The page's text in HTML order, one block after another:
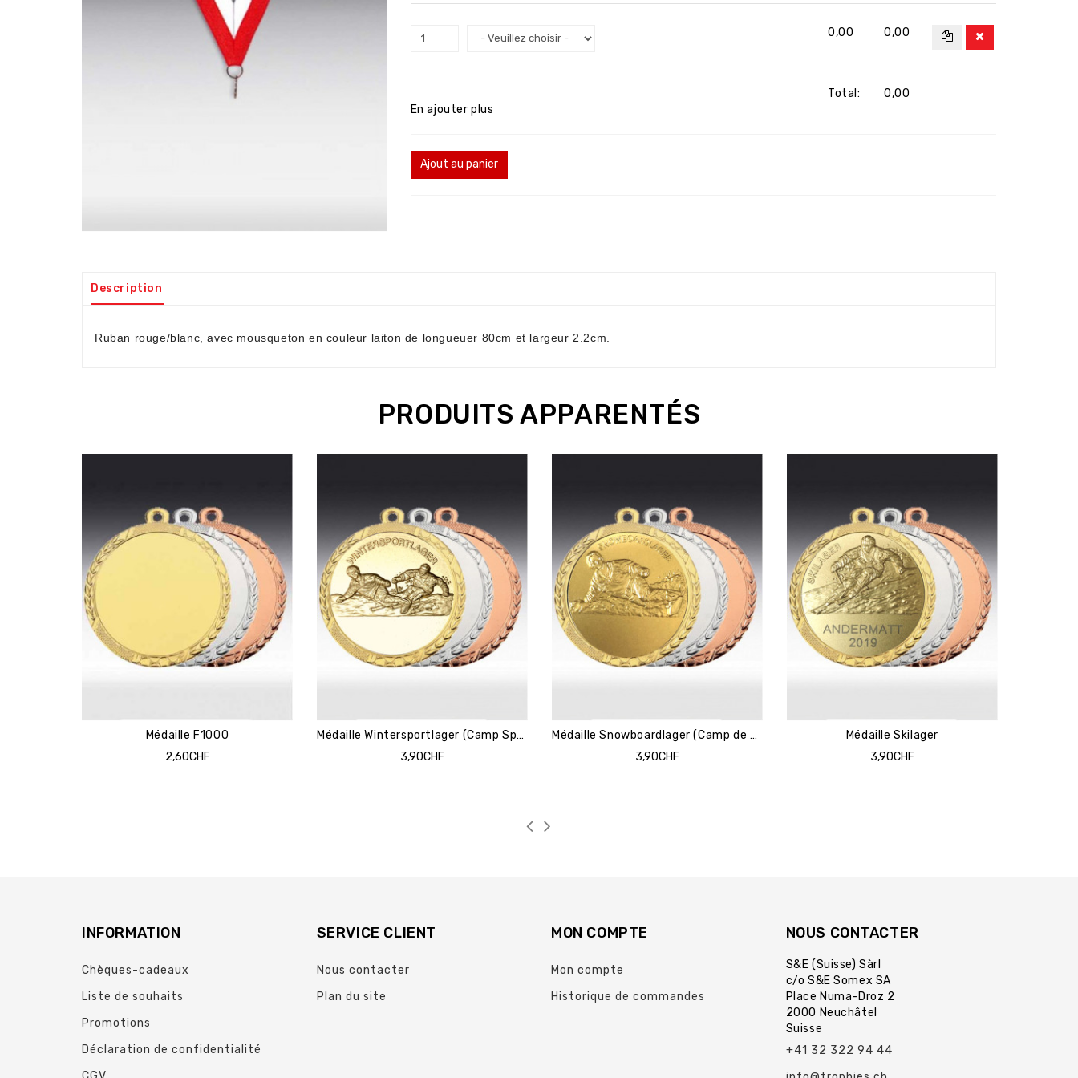
0,00 0,00
Total:
0,00
En ajouter plus
Ajout au panier
Description
Ruban rouge/blanc, avec mousqueton en couleur laiton de longueuer 80cm et largeur 2.2cm.
PRODUITS APPARENTÉS
Médaille F1000
2,60CHF
Médaille Wintersportlager (Camp Sports d’Hiver)
3,90CHF
Médaille Snowboardlager (Camp de Snowboard)
3,90CHF
Médaille Skilager
3,90CHF
INFORMATION
Chèques-cadeaux
Liste de souhaits
Promotions
Déclaration de confidentialité
SERVICE CLIENT
Nous contacter
Plan du site
MON COMPTE
Mon compte
Historique de commandes
NOUS CONTACTER
S&E (Suisse) Sàrl
c/o S&E Somex SA
Place Numa-Droz 2
2000 Neuchâtel
Suisse
+41 32 322 94 44